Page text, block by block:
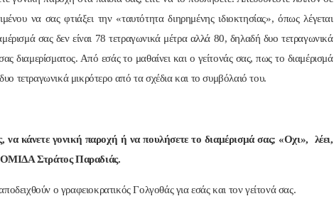
να σας φτιάξει την «ταυτότητα διηρημένης ιδιοκτησίας», όπως λέγεται
σας δεν είναι 78 τετραγωνικά μέτρα αλλά 80, δηλαδή δυο τετραγωνικά
διαμερίσματος. Από εσάς το μαθαίνει και ο γείτονάς σας, πως το διαμέρισμά
τετραγωνικά μικρότερο από τα σχέδια και το συμβόλαιό του.
να κάνετε γονική παροχή ή να πουλήσετε το διαμέρισμά σας; «Οχι», λέει,
Στράτος Παραδιάς.
ο γραφειοκρατικός Γολγοθάς για εσάς και τον γείτονά σας.